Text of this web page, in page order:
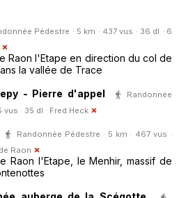
Pédestre · 5 km · 437 vus · 36 dl · 6
Raon l'Etape en direction du col de
la vallée de Trace
- Pierre d'appel
Randonnée
· 35 dl · Fred.Heck
Randonnée Pédestre · 5 km · 467 vus ·
Raon
Raon l'Etape, le Menhir, massif de